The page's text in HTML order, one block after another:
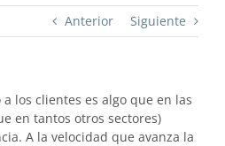
Anterior Siguiente
los clientes es algo que en las
en tantos otros sectores)
A la velocidad que avanza la